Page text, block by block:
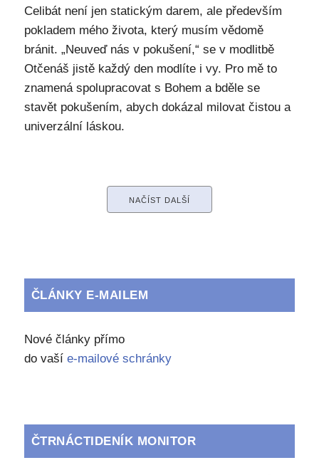
Celibát není jen statickým darem, ale především
pokladem mého života, který musím vědomě
bránit. „Neuveď nás v pokušení,“ se v modlitbě
Otčenáš jistě každý den modlíte i vy. Pro mě to
znamená spolupracovat s Bohem a bděle se
stavět pokušením, abych dokázal milovat čistou a
univerzální láskou.
NAČÍST DALŠÍ
ČLÁNKY E-MAILEM
Nové články přímo
do vaší e-mailové schránky
ČTRNÁCTIDENÍK MONITOR